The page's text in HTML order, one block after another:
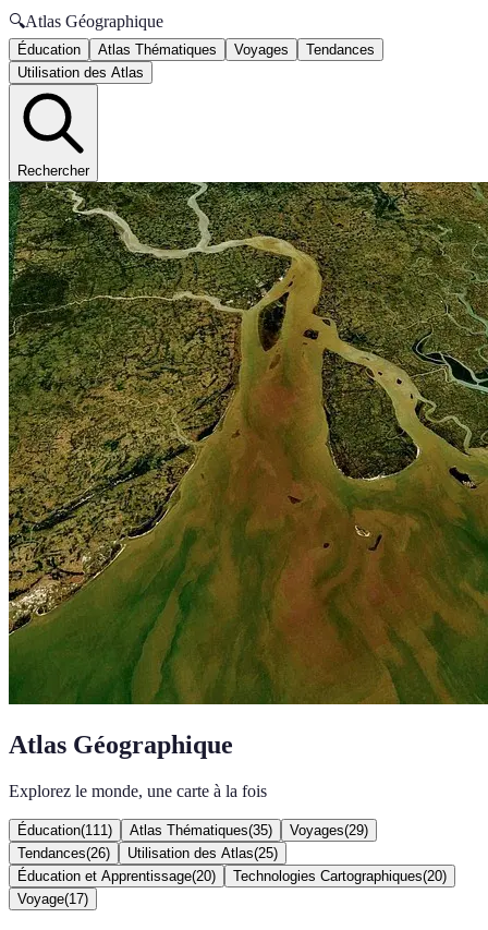
🔍Atlas Géographique
Éducation Atlas Thématiques Voyages
Tendances
Utilisation des Atlas
Rechercher
Atlas Géographique
Explorez le monde, une carte à la fois
Éducation(111 ) Atlas Thématiques(35) Voyages(29)
Tendances(26) Utilisation des Atlas(25)
Éducation et Apprentissage(20) Technologies Cartographiques(20)
Voyage(17)